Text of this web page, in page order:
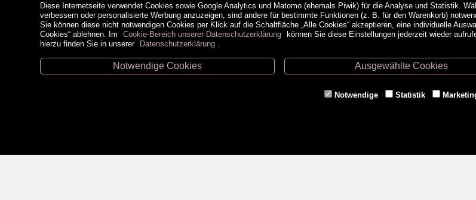
Unsere Öffnungszeiten Zahlungsmethoden Service
Versandkosten
Diese Internetseite verwendet Cookies sowie Google Analytics und Matomo (ehemals Piwik) für die Analyse und Statistik.
verbessern oder personalisierte Werbung anzuzeigen, sind andere für bestimmte Funktionen (z. B. für den Warenkorb)
Sie können diese nicht notwendigen Cookies per Klick auf die Schaltfläche „Alle Cookies“ akzeptieren, eine individuelle
Cookies“ ablehnen. Im
Cookie-Bereich unserer Datenschutzerklärung
können Sie diese Einstellungen jederzeit wieder
hierzu finden Sie in unserer
Datenschutzerklärung
Notwendige Cookies Ausgewählte Cookies
Notwendige Statistik